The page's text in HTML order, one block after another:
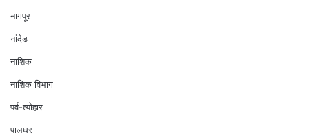
नागपूर
नांदेड
नाशिक
नाशिक विभाग
पर्व-त्योहार
पालघर